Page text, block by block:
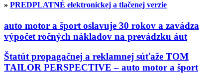
» PREDPLATNÉ elektronickej a tlačenej verzie
auto motor a šport oslavuje 30 rokov a zavádza
výpočet ročných nákladov na prevádzku áut
Štatút propagačnej a reklamnej súťaže TOM
TAILOR PERSPECTIVE – auto motor a šport